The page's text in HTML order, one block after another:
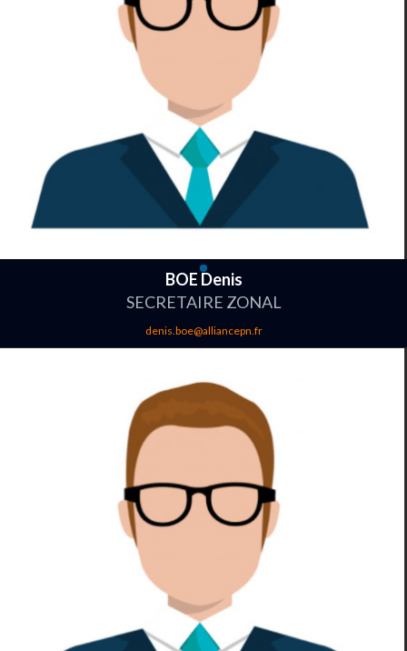
BOE Denis
SECRETAIRE ZONAL
denis.boe@alliancepn.fr